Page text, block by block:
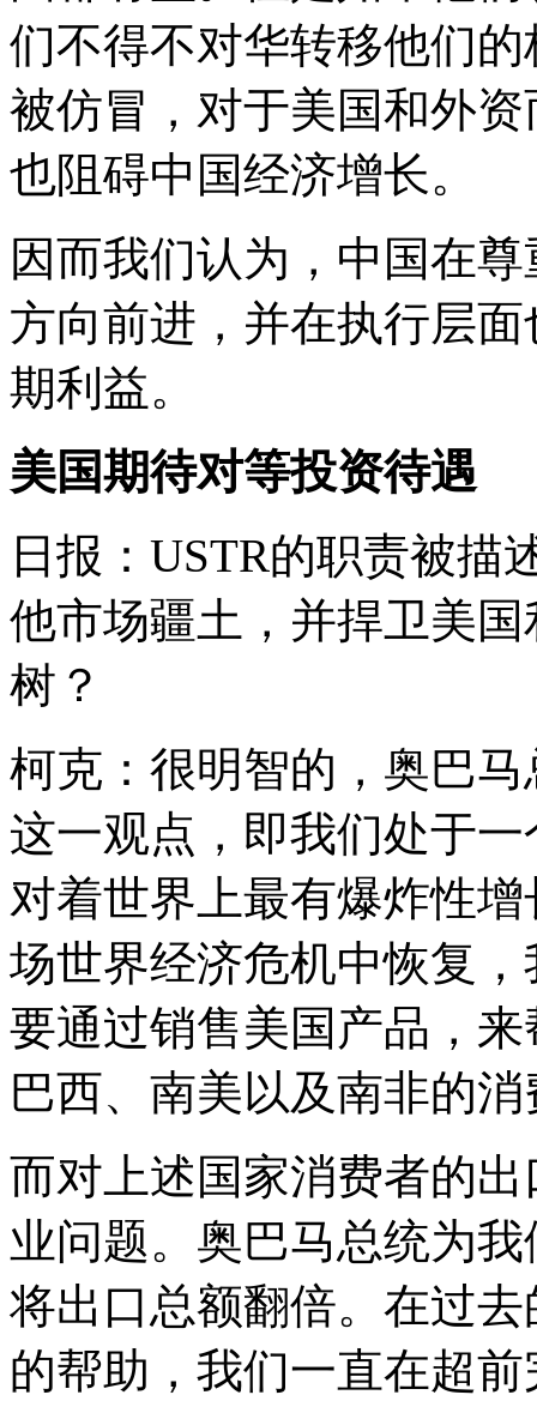
们不得不对华转移他们
被仿冒，对于美国和外
也阻碍中国经济增长。
因而我们认为，中国在
方向前进，并在执行层
期利益。
美国期待对等投资待遇
日报：USTR的职责被描
他市场疆土，并捍卫美
树？
柯克：很明智的，奥巴
这一观点，即我们处于
对着世界上最有爆炸性
场世界经济危机中恢复
要通过销售美国产品，
巴西、南美以及南非的
而对上述国家消费者的
业问题。奥巴马总统为
将出口总额翻倍。在过
的帮助，我们一直在超